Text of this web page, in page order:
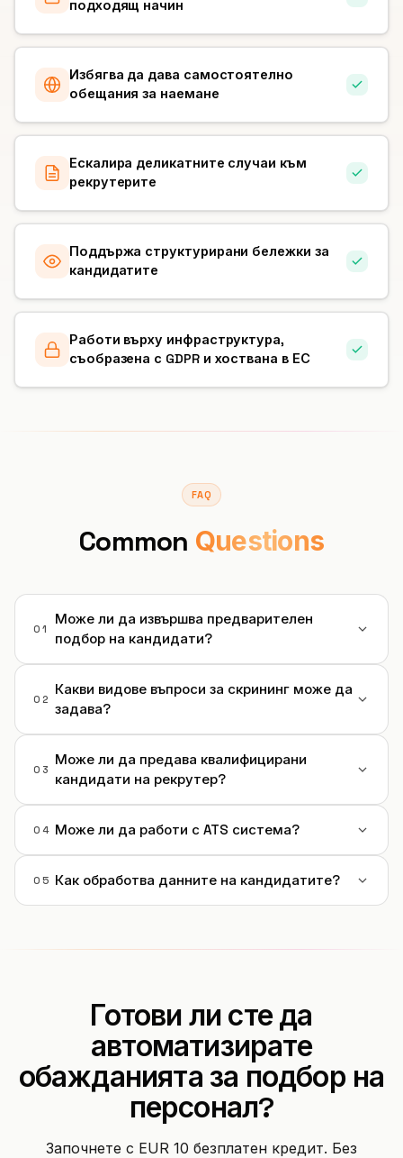
подходящ начин
Избягва да дава самостоятелно
обещания за наемане
Ескалира деликатните случаи към
рекрутерите
Поддържа структурирани бележки за
кандидатите
Работи върху инфраструктура,
съобразена с GDPR и хоствана в ЕС
FAQ
Common Questions
01
Може ли да извършва предварителен
подбор на кандидати?
02
Какви видове въпроси за скрининг може да
задава?
03
Може ли да предава квалифицирани
кандидати на рекрутер?
04 Може ли да работи с ATS система?
05 Как обработва данните на кандидатите?
Готови ли сте да
автоматизирате
обажданията за подбор на
персонал?
Започнете с EUR 10 безплатен кредит. Без